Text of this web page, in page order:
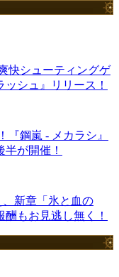
快シューティングゲ
シュ』リリース！
『鋼嵐 - メカラシ』
が開催！
、新章「氷と血の
もお見逃し無く！